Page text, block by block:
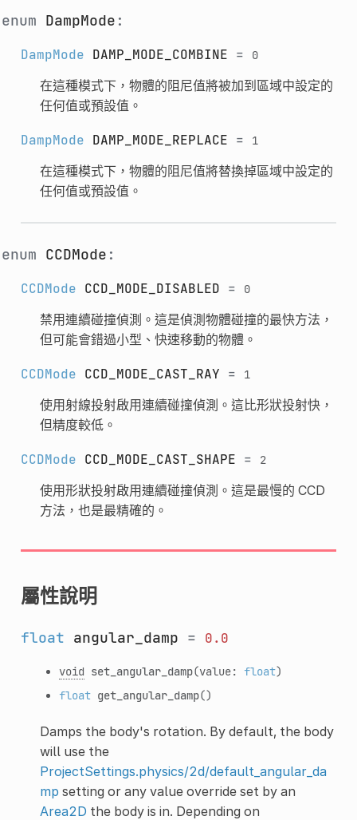
enum DampMode :
DampMode DAMP_MODE_COMBINE = 0
在這種模式下，物體的阻尼值將被加到區域中設定的
任何值或預設值。
DampMode DAMP_MODE_REPLACE = 1
在這種模式下，物體的阻尼值將替換掉區域中設定的
任何值或預設值。
enum CCDMode :
CCDMode CCD_MODE_DISABLED = 0
禁用連續碰撞偵測。這是偵測物體碰撞的最快方法，
但可能會錯過小型、快速移動的物體。
CCDMode CCD_MODE_CAST_RAY = 1
使用射線投射啟用連續碰撞偵測。這比形狀投射快，
但精度較低。
CCDMode CCD_MODE_CAST_SHAPE = 2
使用形狀投射啟用連續碰撞偵測。這是最慢的 CCD
方法，也是最精確的。
屬性說明
float angular_damp = 0.0
void set_angular_damp(value: float)
float get_angular_damp()
Damps the body's rotation. By default, the body
will use the
ProjectSettings.physics/2d/default_angular_da
mp setting or any value override set by an
Area2D the body is in. Depending on